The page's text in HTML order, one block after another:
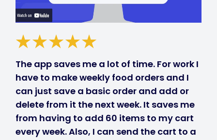
The app saves me a lot of time. For work I
have to make weekly food orders and I
can just save a basic order and add or
delete from it the next week. It saves me
from having to add 60 items to my cart
every week. Also, I can send the cart to a